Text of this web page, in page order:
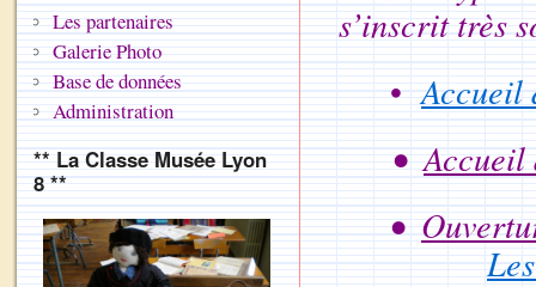
s’inscrit très
• Accueil
•Accueil
•
Les partenaires
Galerie Photo
Base de données
Administration
** La Classe Musée Lyon
8 **